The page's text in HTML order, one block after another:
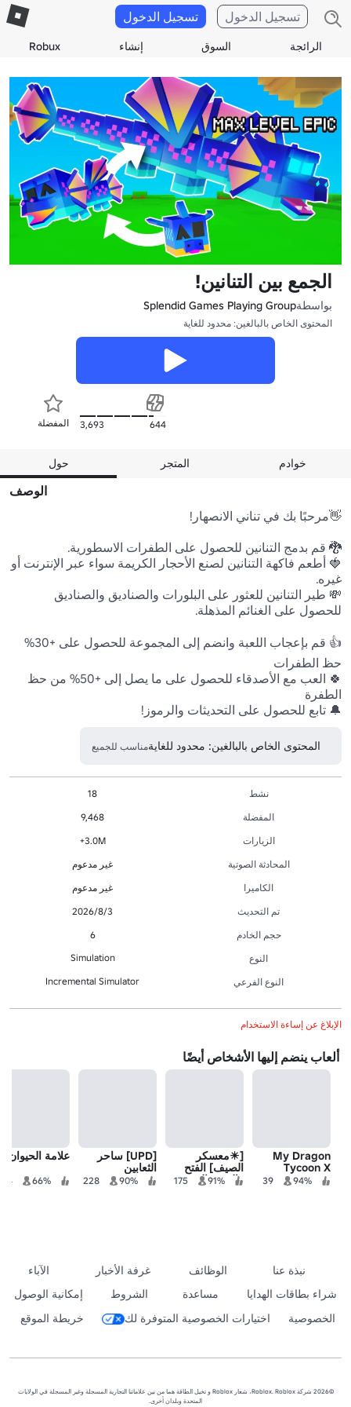
الرائجة السوق إنشاء Robux
تسجيل الدخول تسجيل الدخول
الجمع بين التنانين!
بواسطةSplendid Games Playing Group
المحتوى الخاص بالبالغين: محدود للغاية
المفضلة 3,693 644
حول المتجر خوادم
الوصف
🔔 تابع للحصول على التحديثات والرموز!
المحتوى الخاص بالبالغين: محدود للغايةمناسب للجميع
نشط
18
المفضلة
9,468
الزيارات
3.0M+
المحادثة الصوتية
غير مدعوم
الكاميرا
غير مدعوم
تم التحديث
3‏/8‏/2026
حجم الخادم
6
النوع
Simulation
النوع الفرعي Incremental Simulator
الإبلاغ عن إساءة الاستخدام
ألعاب ينضم إليها الأشخاص أيضًا
My Dragon
Tycoon X
94%
39
[☀معسكر
الصيف] الفتح
والصنع: الجنة
91%
175
[UPD] ساحر
الثعابين
90%
228
علامة الحيوان
66%
نبذة عنا الوظائف غرفة الأخبار
الآباء
شراء بطاقات الهدايا
مساعدة الشروط
إمكانية الوصول
الخصوصية
اختيارات الخصوصية المتوفرة لك خريطة الموقع
©2026 شركة Roblox. Roblox، شعار Roblox و تخيل الطاقة هما من بين علاماتنا التجارية المسجلة وغير المسجلة في الولايات
المتحدة وبلدان أخرى.